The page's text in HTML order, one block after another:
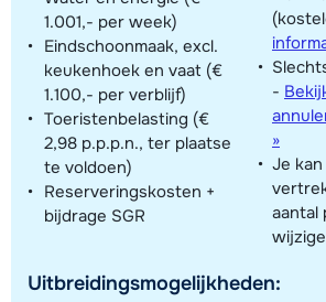
1.001,- per week)
Eindschoonmaak, excl.
keukenhoek en vaat (€
1.100,- per verblijf)
Toeristenbelasting (€
2,98 p.p.p.n., ter plaatse
te voldoen)
Reserveringskosten +
bijdrage SGR
Uitbreidingsmogelijkheden:
-
»
Je
aantal